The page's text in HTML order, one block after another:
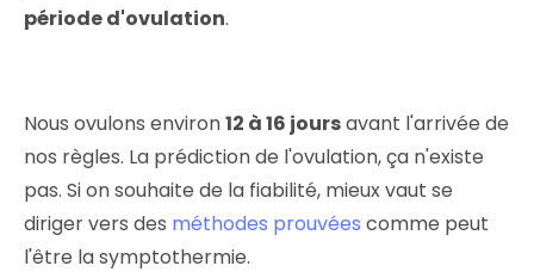
période d'ovulation.
Nous ovulons environ12 à 16 joursavant l'arrivée de
nos règles. La prédiction de l'ovulation, ça n'existe
pas. Si on souhaite de la fiabilité, mieux vaut se
diriger vers des méthodes prouvées comme peut
l'être la symptothermie.